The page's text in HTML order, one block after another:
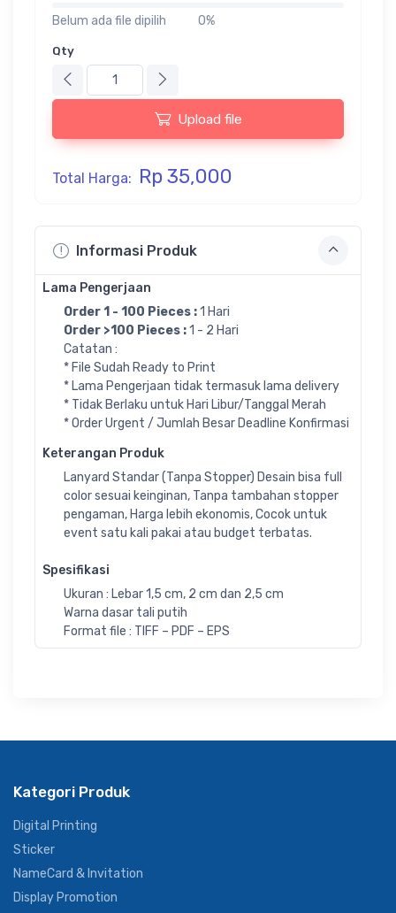
Informasi Produk
Lama Pengerjaan
Order 1 - 100 Pieces :1 Hari
Order >100 Pieces :1 - 2 Hari
Catatan :
* File Sudah Ready to Print
* Lama Pengerjaan tidak termasuk lama delivery
* Tidak Berlaku untuk Hari Libur/Tanggal Merah
* Order Urgent / Jumlah Besar Deadline Konfirmasi
Keterangan Produk
Lanyard Standar (Tanpa Stopper) Desain bisa full
color sesuai keinginan, Tanpa tambahan stopper
pengaman, Harga lebih ekonomis, Cocok untuk
event satu kali pakai atau budget terbatas.
Spesifikasi
Ukuran : Lebar 1,5 cm, 2 cm dan 2,5 cm
Warna dasar tali putih
Format file : TIFF – PDF – EPS
0%
Belum ada file dipilih
Qty
Upload file
Total Harga: Rp 35,000
Kategori Produk
Digital Printing
Sticker
NameCard & Invitation
Display Promotion